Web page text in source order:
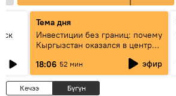
Тема дня
Инвестиции без границ: почему
Кыргызстан оказался в центре
18:06 52 мин эфир
Кечээ Бүгүн